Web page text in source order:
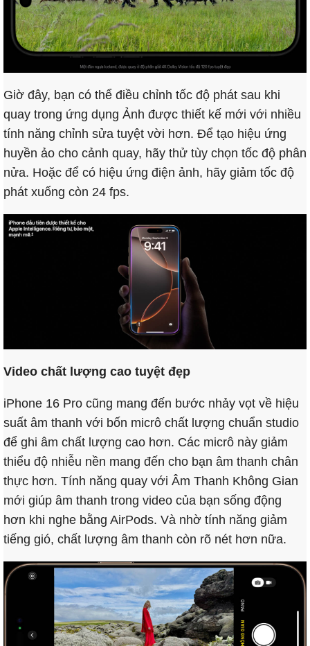
Giờ đây, bạn có thể điều chỉnh tốc độ phát sau khi
quay trong ứng dụng Ảnh được thiết kế mới với nhiều
tính năng chỉnh sửa tuyệt vời hơn. Để tạo hiệu ứng
huyền ảo cho cảnh quay, hãy thử tùy chọn tốc độ phân
nửa. Hoặc để có hiệu ứng điện ảnh, hãy giảm tốc độ
phát xuống còn 24 fps.
Video chất lượng cao tuyệt đẹp
iPhone 16 Pro cũng mang đến bước nhảy vọt về hiệu
suất âm thanh với bốn micrô chất lượng chuẩn studio
để ghi âm chất lượng cao hơn. Các micrô này giảm
thiểu độ nhiễu nền mang đến cho bạn âm thanh chân
thực hơn. Tính năng quay với Âm Thanh Không Gian
mới giúp âm thanh trong video của bạn sống động
hơn khi nghe bằng AirPods. Và nhờ tính năng giảm
tiếng gió, chất lượng âm thanh còn rõ nét hơn nữa.